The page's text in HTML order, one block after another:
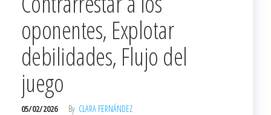
oponentes, Explotar
debilidades, Flujo del
juego
05/02/2026 By CLARA FERNÁNDEZ